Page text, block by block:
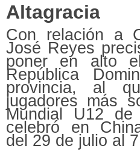
Altagracia
Con relación a
José Reyes
poner en alto
República
provincia, al
jugadores más
Mundial U12
celebró en
del 29 de julio al